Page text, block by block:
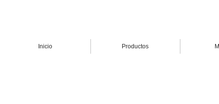
Inicio Productos